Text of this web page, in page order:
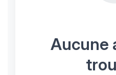
Aucune